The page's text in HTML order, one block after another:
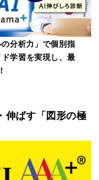
分析力」で個別指
学習を実現し、最
伸ばす「図形の極